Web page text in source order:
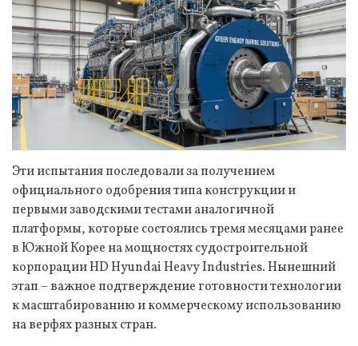
Эти испытания последовали за получением
официального одобрения типа конструкции и
первыми заводскими тестами аналогичной
платформы, которые состоялись тремя месяцами ранее
в Южной Корее на мощностях судостроительной
корпорации HD Hyundai Heavy Industries. Нынешний
этап – важное подтверждение готовности технологии
к масштабированию и коммерческому использованию
на верфях разных стран.